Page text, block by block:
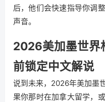
后，他们会快速指导你调
声音。
2026美加墨世界
前锁定中文解说
说到未来，2026年美加墨
果你那时在加拿大留学，